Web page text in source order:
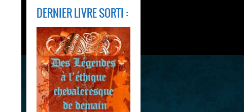
DERNIER LIVRE SORTI :